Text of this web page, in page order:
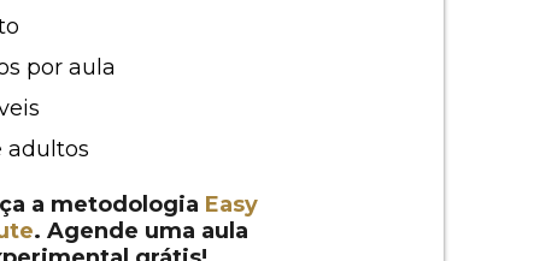
por aula
adultos
a metodologia Easy
. Agende uma aula